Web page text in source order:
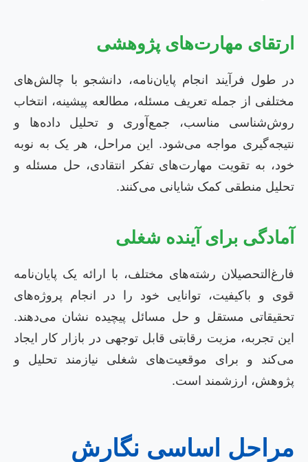
ارتقای مهارت‌های پژوهشی
در طول فرآیند انجام پایان‌نامه، دانشجو با چالش‌های
مختلفی از جمله تعریف مسئله، مطالعه پیشینه، انتخاب
روش‌شناسی مناسب، جمع‌آوری و تحلیل داده‌ها و
نتیجه‌گیری مواجه می‌شود. این مراحل، هر یک به نوبه
خود، به تقویت مهارت‌های تفکر انتقادی، حل مسئله و
تحلیل منطقی کمک شایانی می‌کنند.
آمادگی برای آینده شغلی
فارغ‌التحصیلان رشته‌های مختلف، با ارائه یک پایان‌نامه
قوی و باکیفیت، توانایی خود را در انجام پروژه‌های
تحقیقاتی مستقل و حل مسائل پیچیده نشان می‌دهند.
این تجربه، مزیت رقابتی قابل توجهی در بازار کار ایجاد
می‌کند و برای موقعیت‌های شغلی نیازمند تحلیل و
پژوهش، ارزشمند است.
مراحل اساسی نگارش